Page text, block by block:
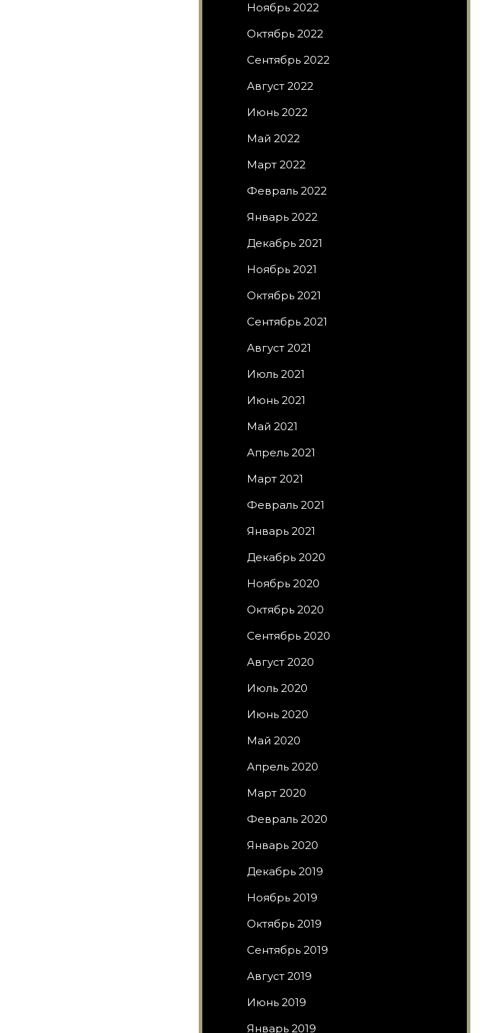
Ноябрь 2022
Октябрь 2022
Сентябрь 2022
Август 2022
Июнь 2022
Май 2022
Март 2022
Февраль 2022
Январь 2022
Декабрь 2021
Ноябрь 2021
Октябрь 2021
Сентябрь 2021
Август 2021
Июль 2021
Июнь 2021
Май 2021
Апрель 2021
Март 2021
Февраль 2021
Январь 2021
Декабрь 2020
Ноябрь 2020
Октябрь 2020
Сентябрь 2020
Август 2020
Июль 2020
Июнь 2020
Май 2020
Апрель 2020
Март 2020
Февраль 2020
Январь 2020
Декабрь 2019
Ноябрь 2019
Октябрь 2019
Сентябрь 2019
Август 2019
Июнь 2019
Январь 2019